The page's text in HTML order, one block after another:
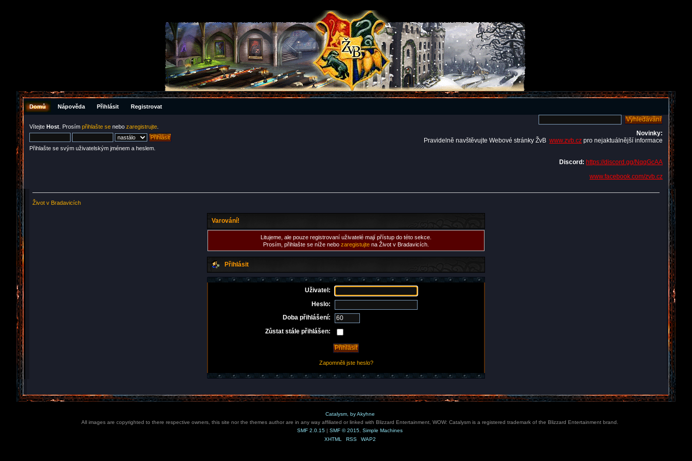
Domů Nápověda Přihlásit Registrovat
Vítejte Host . Prosím přihlašte se nebo zaregistrujte
Přihlašte se svým uživatelským jménem a heslem.
Novinky:
Pravidelně navštěvujte Webové stránky ŽvB www.zvb.cz pro nejaktuálnější informace
Discord: https://discord.gg/NqqGcAA
www.facebook.com/zvb.cz
Život v Bradavicích
Varování!
Litujeme, ale pouze registrovaní uživatelé mají přístup do této sekce.
Prosím, přihlašte se níže nebo zaregistujte na Život v Bradavicích.
Přihlásit
Uživatel:
Heslo:
Doba přihlášení:
Zůstat stále přihlášen:
Zapomněli jste heslo?
Catalysm, by Akyhne
All images are copyrighted to there respective owners, this site nor the themes author are in any way affiliated or linked with Blizzard Entertainment, WOW: Catalysm is a registered trademark of the Blizzard Entertainment brand.
SMF 2.0.15 | SMF © 2015 Simple Machines
XHTML
RSS WAP2